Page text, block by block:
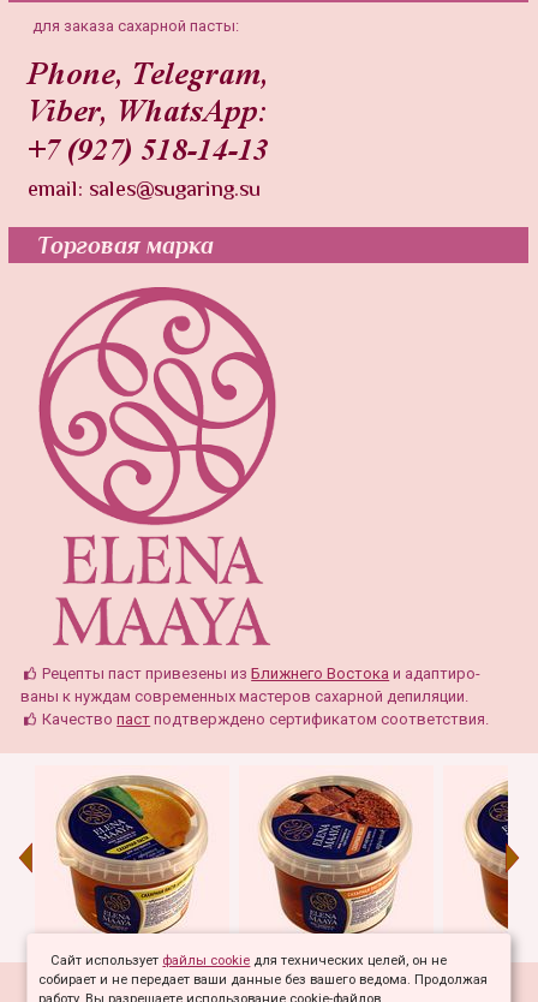
для заказа сахарной пасты:
Торговая марка
Рецепты паст привезены изБлижнего Востока и адаптиро-
ваны к нуждам современных мастеров сахарной депиляции.
Качествопаст подтверждено сертификатом соответствия.
© 2009-2022 SUGARING.SU, Авторские сахарные пасты для
Cайт использует файлы cookie для технических целей, он не
собирает и не передает ваши данные без вашего ведома. Продолжая